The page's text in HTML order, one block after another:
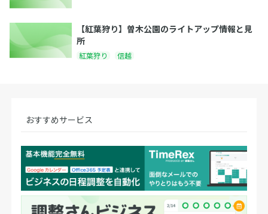
【紅葉狩り】曽木公園のライトアップ情報と見
所
紅葉狩り 信越
おすすめサービス